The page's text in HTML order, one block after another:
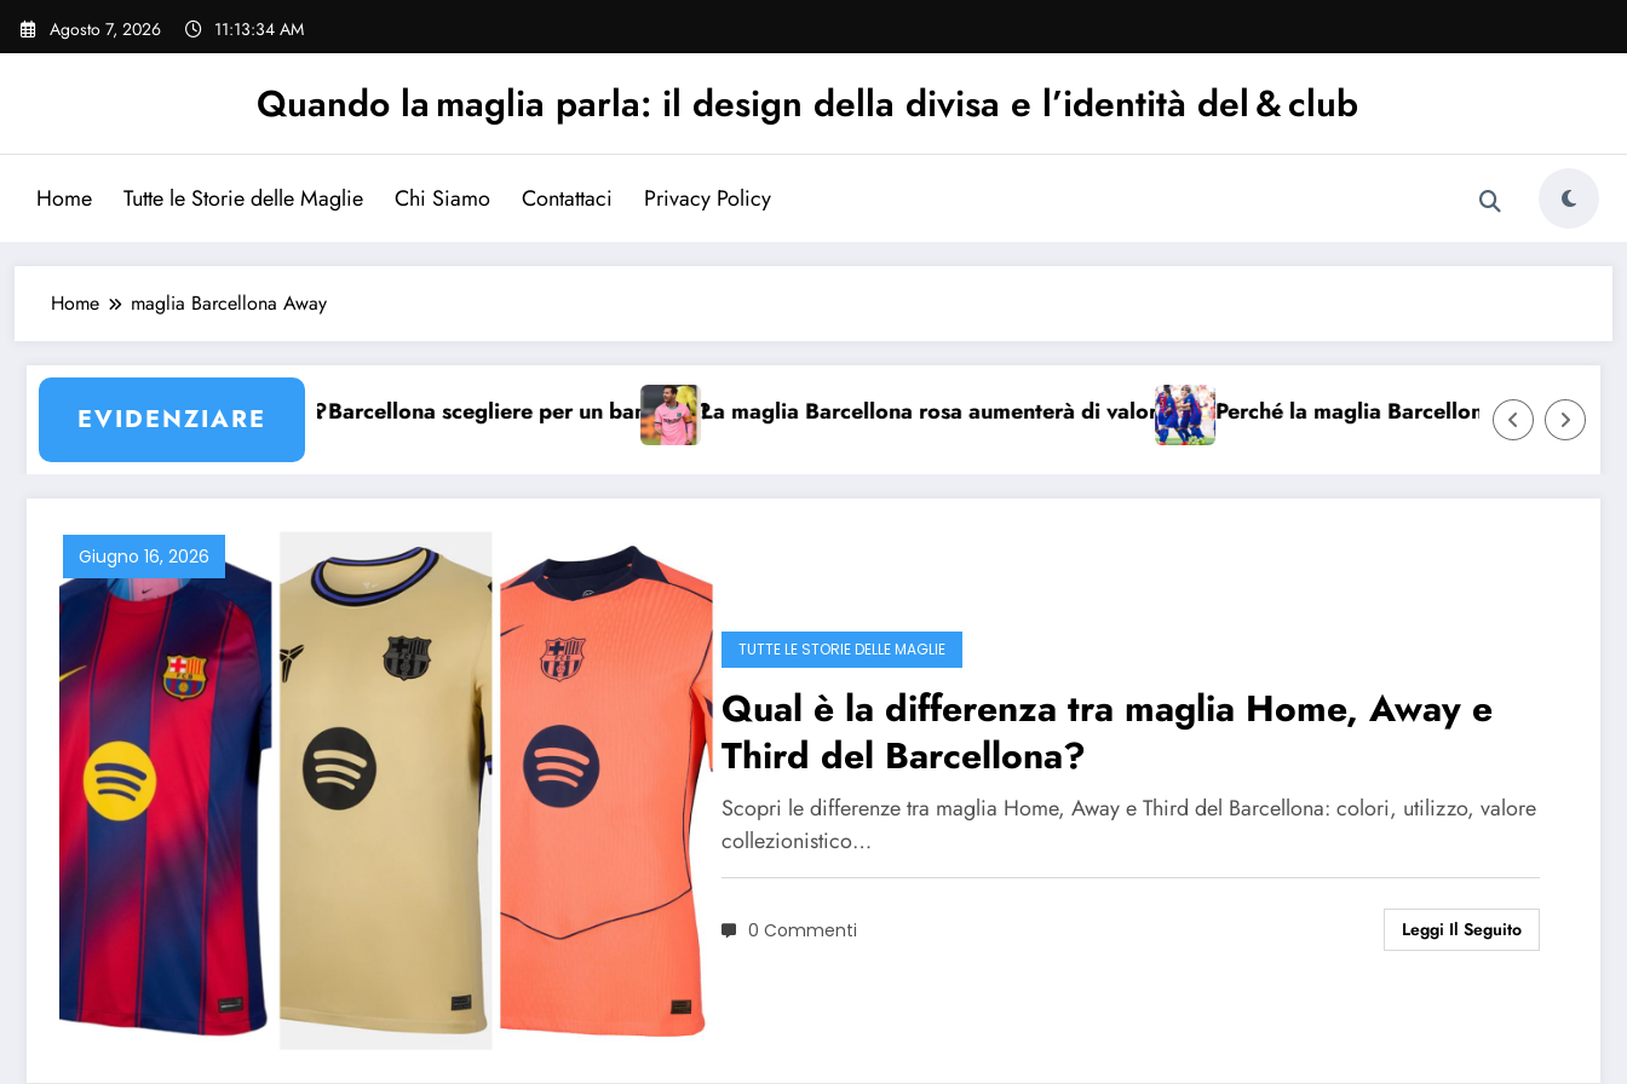
Vai
Agosto 7, 2026 11:13:34 AM
Quando la maglia parla: il design della divisa e l’identità del & club
Home Tutte le Storie delle Maglie Chi Siamo Contattaci Privacy Policy
Home maglia Barcellona Away
EVIDENZIARE
maglia Barcellona?
Quale maglia Barcellona scegliere per un bambino?La maglia Barcellona rosa aumenterà di valore? Perché la maglia Barcellona 2016/17 è iconica
Giugno 16, 2026
TUTTE LE STORIE DELLE MAGLIE
Qual è la differenza tra maglia Home, Away e
Third del Barcellona?
Scopri le differenze tra maglia Home, Away e Third del Barcellona: colori, utilizzo, valore
collezionistico…
0 Commenti Leggi Il Seguito